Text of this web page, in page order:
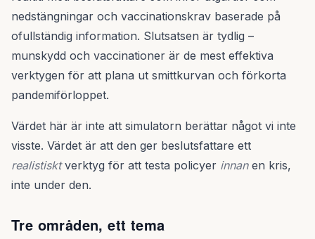
nedstängningar och vaccinationskrav baserade på
ofullständig information. Slutsatsen är tydlig –
munskydd och vaccinationer är de mest effektiva
verktygen för att plana ut smittkurvan och förkorta
pandemiförloppet.
Värdet här är inte att simulatorn berättar något vi inte
visste. Värdet är att den ger beslutsfattare ett
realistisktverktyg för att testa policyer innanen kris,
inte under den.
Tre områden, ett tema